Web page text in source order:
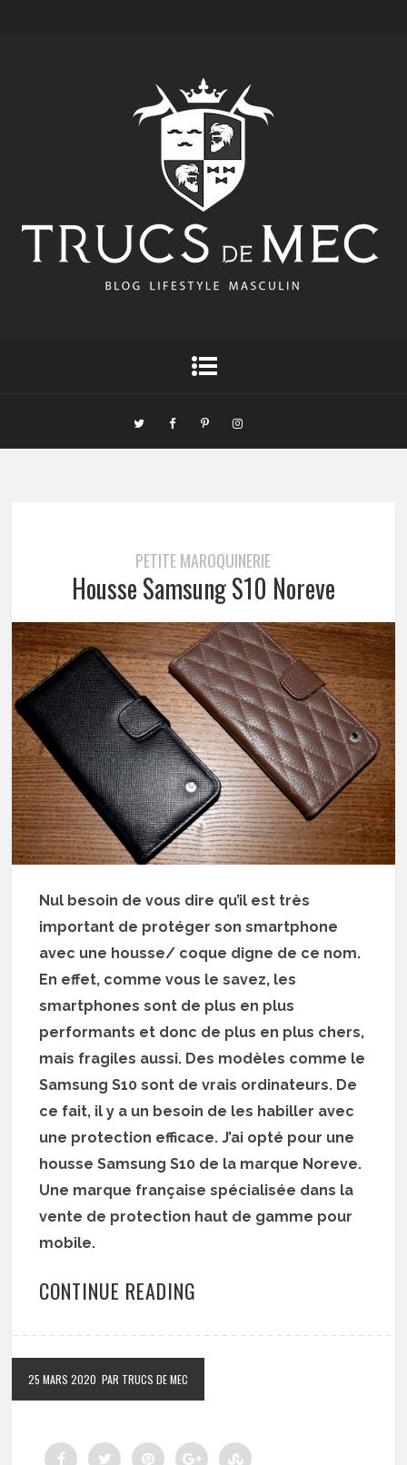
PETITE MAROQUINERIE
Housse Samsung S10 Noreve
Nul besoin de vous dire qu’il est très
important de protéger son smartphone
avec une housse/ coque digne de ce nom.
En effet, comme vous le savez, les
smartphones sont de plus en plus
performants et donc de plus en plus chers,
mais fragiles aussi. Des modèles comme le
Samsung S10 sont de vrais ordinateurs. De
ce fait, il y a un besoin de les habiller avec
une protection efficace. J’ai opté pour une
housse Samsung S10 de la marque Noreve.
Une marque française spécialisée dans la
vente de protection haut de gamme pour
mobile.
CONTINUE READING
25 MARS 2020 PAR TRUCS DE MEC